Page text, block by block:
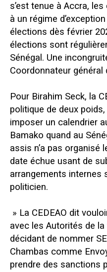
s’est tenue à Accra,
à un régime
élections dès février
élections sont
Sénégal. Une
Coordonnateur général
Pour Birahim Seck, la
politique de deux
imposer un calendrier
Bamako quand au
assis n’a pas organisé
date échue usant de
arrangements internes
politicien.
» La CEDEAO dit
avec les Autorités de
décidant de nommer
Chambas comme
prendre des sanctions